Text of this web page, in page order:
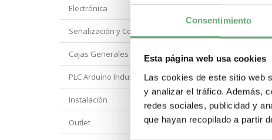
Consentimiento
Esta página web usa cookies
Las cookies de este sitio web
y analizar el tráfico. Además,
redes sociales, publicidad y
que hayan recopilado a partir
.
.
Electrónica
Señalización y Control Orbis
Cajas Generales Proteccion
PLC Arduino Industrial
Instalación
Outlet